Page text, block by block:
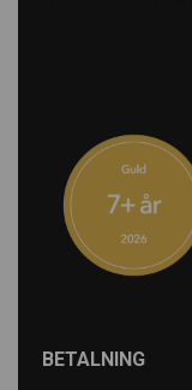
BETALNING